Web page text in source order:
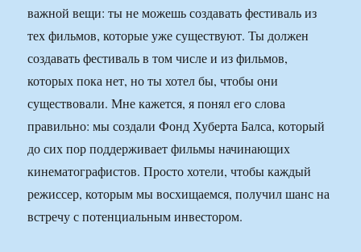
важной вещи: ты не можешь создавать фестиваль из
тех фильмов, которые уже существуют. Ты должен
создавать фестиваль в том числе и из фильмов,
которых пока нет, но ты хотел бы, чтобы они
существовали. Мне кажется, я понял его слова
правильно: мы создали Фонд Хуберта Балса, который
до сих пор поддерживает фильмы начинающих
кинематографистов. Просто хотели, чтобы каждый
режиссер, которым мы восхищаемся, получил шанс на
встречу с потенциальным инвестором.